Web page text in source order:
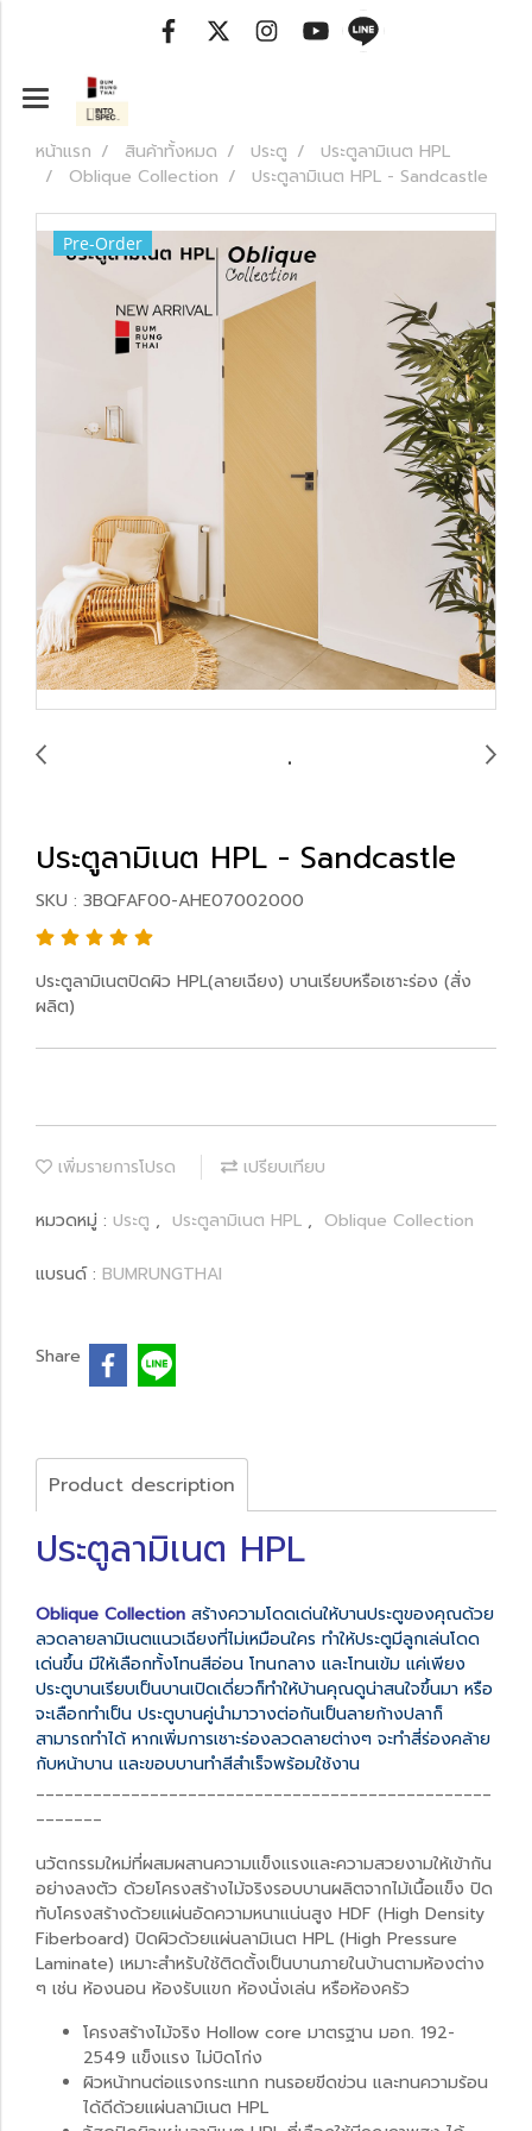
หน้าแรก สินค้าทั้งหมด ประตู
ประตูลามิเนต HPL
Oblique Collection
ประตูลามิเนต HPL - Sandcastle
Pre-Order
ประตูลามิเนต HPL - Sandcastle
SKU : 3BQFAF00-AHE07002000
ประตูลามิเนตปิดผิว HPL(ลายเฉียง) บานเรียบหรือเซาะร่อง (สั่ง
ผลิต)
เพิ่มรายการโปรด เปรียบเทียบ
หมวดหมู่ : ประตู , ประตูลามิเนต HPL , Oblique Collection
แบรนด์ : BUMRUNGTHAI
Share
Product description
ประตูลามิเนต HPL
Oblique Collection สร้างความโดดเด่นให้บานประตูของคุณด้วย
ลวดลายลามิเนตแนวเฉียงที่ไม่เหมือนใคร ทำให้ประตูมีลูกเล่นโดด
เด่นขึ้น มีให้เลือกทั้งโทนสีอ่อน โทนกลาง และโทนเข้ม แค่เพียง
ประตูบานเรียบเป็นบานเปิดเดี่ยวก็ทำให้บ้านคุณดูน่าสนใจขึ้นมา หรือ
จะเลือกทำเป็น ประตูบานคู่นำมาวางต่อกันเป็นลายก้างปลาก็
สามารถทำได้ หากเพิ่มการเชาะร่องลวดลายต่างๆ จะทำสี่ร่องคล้าย
กับหน้าบาน และขอบบานทำสีสำเร็จพร้อมใช้งาน
________________________________________________
_______
นวัตกรรมใหม่ที่ผสมผสานความแข็งแรงและความสวยงามให้เข้ากัน
อย่างลงตัว ด้วยโครงสร้างไม้จริงรอบบานผลิตจากไม้เนื้อแข็ง ปิด
ทับโครงสร้างด้วยแผ่นอัดความหนาแน่นสูง HDF (High Density
Fiberboard) ปิดผิวด้วยแผ่นลามิเนต HPL (High Pressure
Laminate) เหมาะสำหรับใช้ติดตั้งเป็นบานภายในบ้านตามห้องต่าง
ๆ เช่น ห้องนอน ห้องรับแขก ห้องนั่งเล่น หรือห้องครัว
โครงสร้างไม้จริง Hollow core มาตรฐาน มอก. 192-
2549 แข็งแรง ไม่บิดโก่ง
ผิวหน้าทนต่อแรงกระแทก ทนรอยขีดข่วน และทนความร้อน
ได้ดีด้วยแผ่นลามิเนต HPL